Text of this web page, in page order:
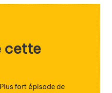
cette
fort épisode de